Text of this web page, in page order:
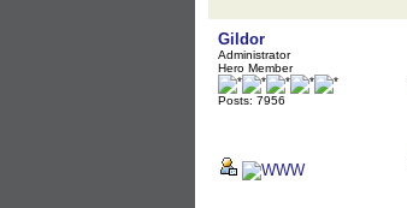
Gildor
Administrator
Hero Member
Posts: 7956